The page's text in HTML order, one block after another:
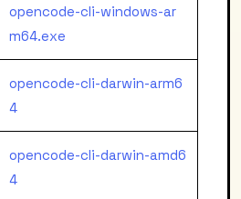
opencode-cli-windows-ar
m64.exe
opencode-cli-darwin-arm6
4
opencode-cli-darwin-amd6
4